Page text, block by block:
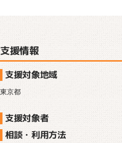
支援情報
支援対象地域
東京都
支援対象者
相談・利用方法